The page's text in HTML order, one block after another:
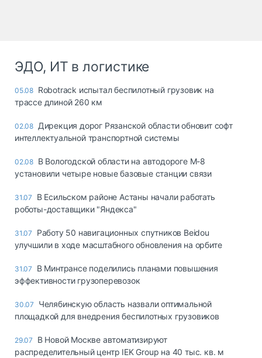
ЭДО, ИТ в логистике
05.08 Robotrack испытал беспилотный грузовик на
трассе длиной 260 км
02.08 Дирекция дорог Рязанской области обновит софт
интеллектуальной транспортной системы
02.08 В Вологодской области на автодороге М-8
установили четыре новые базовые станции связи
31.07
В Есильском районе Астаны начали работать
роботы-доставщики "Яндекса"
31.07
Работу 50 навигационных спутников Beidou
улучшили в ходе масштабного обновления на орбите
31.07
В Минтрансе поделились планами повышения
эффективности грузоперевозок
30.07
Челябинскую область назвали оптимальной
площадкой для внедрения беспилотных грузовиков
29.07
В Новой Москве автоматизируют
распределительный центр IEK Group на 40 тыс. кв. м